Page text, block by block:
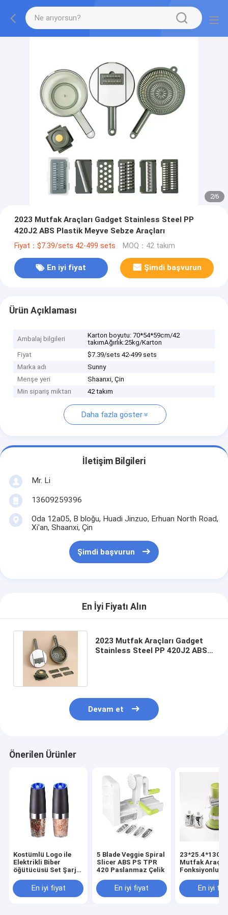
2/6
2023 Mutfak Araçları Gadget Stainless Steel PP
420J2 ABS Plastik Meyve Sebze Araçları
Fiyat：$7.39/sets 42-499 sets MOQ：42 takım
En iyi fiyat Şimdi başvurun
Ürün Açıklaması
Ambalaj bilgileri
Karton boyutu: 70*54*59cm/42
takımAğırlık:25kg/Karton
Fiyat
$7.39/sets 42-499 sets
Marka adı
Sunny
Menşe yeri
Shaanxi, Çin
Min sipariş miktarı
42 takım
Daha fazla göster
İletişim Bilgileri
Mr. Li
13609259396
Oda 12a05, B bloğu, Huadi Jinzuo, Erhuan North Road,
Xi'an, Shaanxi, Çin
Şimdi başvurun
En İyi Fiyatı Alın
2023 Mutfak Araçları Gadget
Stainless Steel PP 420J2 ABS
Devam et
Önerilen Ürünler
Kostümlü Logo ile
Elektrikli Biber
öğütücüsü Set Şarj
Biber Müheri
En iyi fiyat
5 Blade Veggie Spiral
Slicer ABS PS TPR
420 Paslanmaz Çelik
En iyi fiyat
23*25.4*13CM
Mutfak
Fonksiyonlu
Çekmeci Kırıcı
Mini Et
En iyi